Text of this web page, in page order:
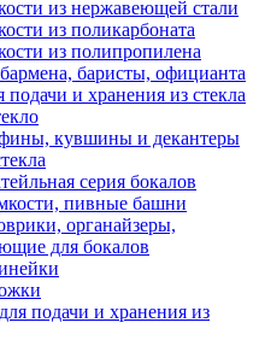
из нержавеющей стали
из поликарбоната
из полипропилена
баристы, официанта
подачи и хранения из стекла
кувшины и декантеры
серия бокалов
пивные башни
органайзеры,
для бокалов
подачи и хранения из